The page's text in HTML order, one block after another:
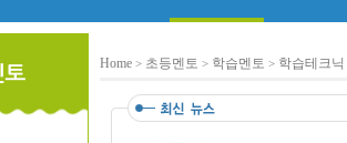
Home > 초등멘토 > 학습멘토 > 학습테크닉